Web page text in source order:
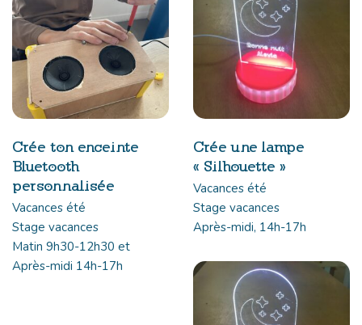
Crée ton enceinte
Bluetooth
personnalisée
Vacances été
Stage vacances
Matin 9h30-12h30 et
Après-midi 14h-17h
Crée une lampe
« Silhouette »
Vacances été
Stage vacances
Après-midi, 14h-17h